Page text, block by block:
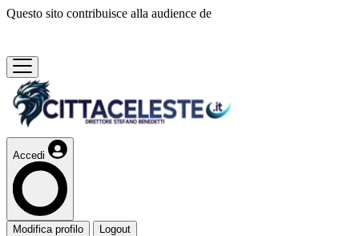
Questo sito contribuisce alla audience de
Accedi
Modifica profilo Logout